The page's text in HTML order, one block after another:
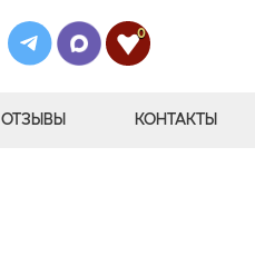
0
ОТЗЫВЫ КОНТАКТЫ